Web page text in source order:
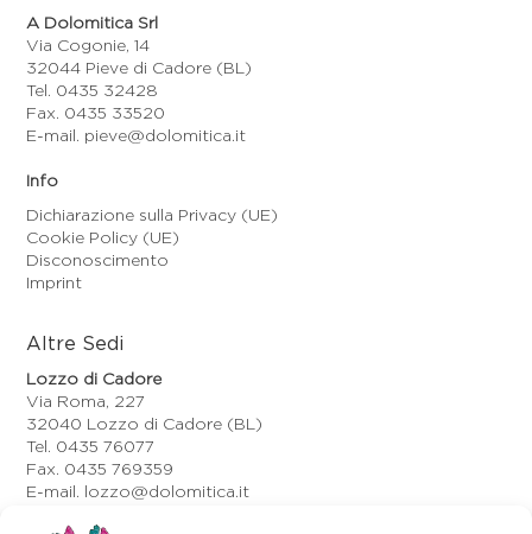
A Dolomitica Srl
Via Cogonie, 14
32044 Pieve di Cadore (BL)
Tel. 0435 32428
Fax. 0435 33520
E-mail. pieve@dolomitica.it
Info
Dichiarazione sulla Privacy (UE)
Cookie Policy (UE)
Disconoscimento
Imprint
Altre Sedi
Lozzo di Cadore
Via Roma, 227
32040 Lozzo di Cadore (BL)
Tel. 0435 76077
Fax. 0435 769359
E-mail. lozzo@dolomitica.it
Auronzo di Cadore